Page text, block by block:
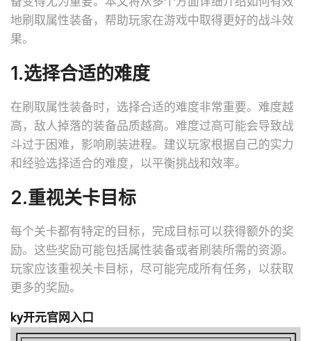
地刷取属性装备，帮助玩家在游戏中取得更好的战斗效
果。
1.选择合适的难度
在刷取属性装备时，选择合适的难度非常重要。难度越
高，敌人掉落的装备品质越高。难度过高可能会导致战
斗过于困难，影响刷装进程。建议玩家根据自己的实力
和经验选择适合的难度，以平衡挑战和效率。
2.重视关卡目标
每个关卡都有特定的目标，完成目标可以获得额外的奖
励。这些奖励可能包括属性装备或者刷装所需的资源。
玩家应该重视关卡目标，尽可能完成所有任务，以获取
更多的奖励。
ky开元官网入口